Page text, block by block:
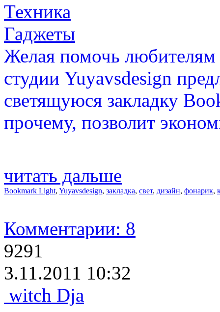
Техника
Гаджеты
Желая помочь любителям
студии Yuyavsdesign
светящуюся закладку
прочему, позволит
читать дальше
Bookmark Light, Yuyavsdesign, закладка, свет, дизайн, фонарик,
Комментарии: 8
9291
3.11.2011 10:32
witch Dja